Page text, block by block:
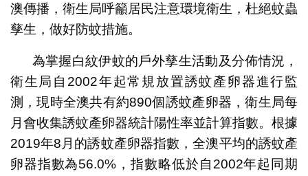
澳傳播，衛生局呼籲居民注意環境衛生，杜絕蚊蟲
孳生，做好防蚊措施。
為掌握白紋伊蚊的戶外孳生活動及分佈情況，
衛生局自2002年起常規放置誘蚊產卵器進行監
測，現時全澳共有約890個誘蚊產卵器，衛生局每
月會收集誘蚊產卵器統計陽性率並計算指數。根據
2019年8月的誘蚊產卵器指數，全澳平均的誘蚊產
卵器指數為56.0%，指數略低於自2002年起同期